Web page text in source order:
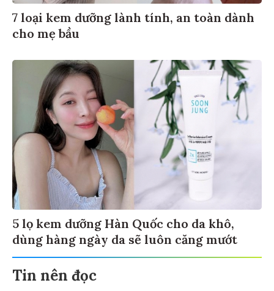
7 loại kem dưỡng lành tính, an toàn dành
cho mẹ bầu
5 lọ kem dưỡng Hàn Quốc cho da khô,
dùng hàng ngày da sẽ luôn căng mướt
Tin nên đọc